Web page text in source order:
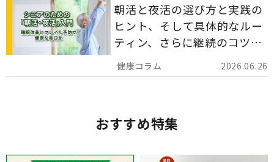
2026.06.26
朝活と夜活の選び方と実践の
ヒント、そして具体的なルー
ティン、さらに継続のコツま
でを詳しくご紹介します。
おすすめ特集